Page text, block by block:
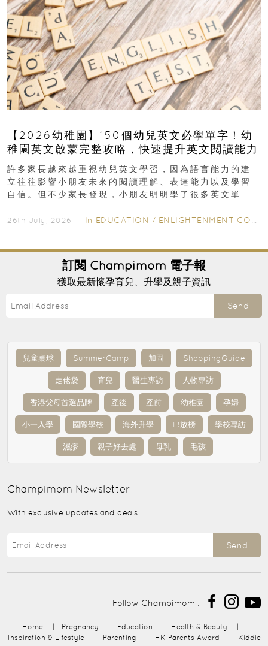
【2026幼稚園】150個幼兒英文必學單字！幼
稚園英文啟蒙完整攻略，快速提升英文閱讀能力
許多家長越來越重視幼兒英文學習，因為語言能力的建
立往往影響小朋友未來的閱讀理解、表達能力以及學習
自信。但不少家長發現，小朋友明明學了很多英文單
26th July, 2026 ｜ In EDUCATION / ENLIGHTENMENT CORNER
訂閱 Champimom 電子報
獲取最新懷孕育兒、升學及親子資訊
Send
兒童桌球 SummerCamp 加固 ShoppingGuide
走佬袋 育兒 醫生專訪 人物專訪
香港父母首選品牌 產後 產前 幼稚園 孕婦
小一入學 國際學校 海外升學 IB放榜 學校專訪
濕疹 親子好去處 母乳 毛孩
Champimom Newsletter
With exclusive updates and deals
Send
Follow Champimom :
Home | Pregnancy | Education | Health & Beauty
|
Inspiration & Lifestyle
| Parenting | HK Parents Award | Kiddie